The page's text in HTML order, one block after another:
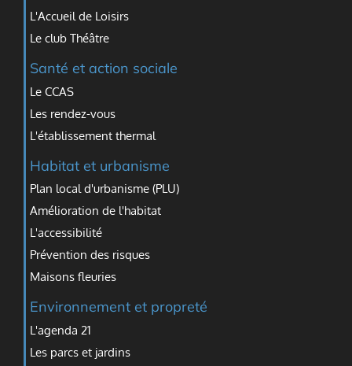
L'Accueil de Loisirs
Le club Théâtre
Santé et action sociale
Le CCAS
Les rendez-vous
L'établissement thermal
Habitat et urbanisme
Plan local d'urbanisme (PLU)
Amélioration de l'habitat
L'accessibilité
Prévention des risques
Maisons fleuries
Environnement et propreté
L'agenda 21
Les parcs et jardins